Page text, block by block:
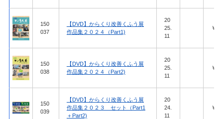
150
037
【DVD】からくり改善くふう展
作品集２０２４（Part1)
20
25.
11
￥
150
038
【DVD】からくり改善くふう展
作品集２０２４（Part2)
20
25.
11
￥
150
039
【DVD】からくり改善くふう展
作品集２０２３ セット（Part1
＋Part2)
20
24.
11
￥